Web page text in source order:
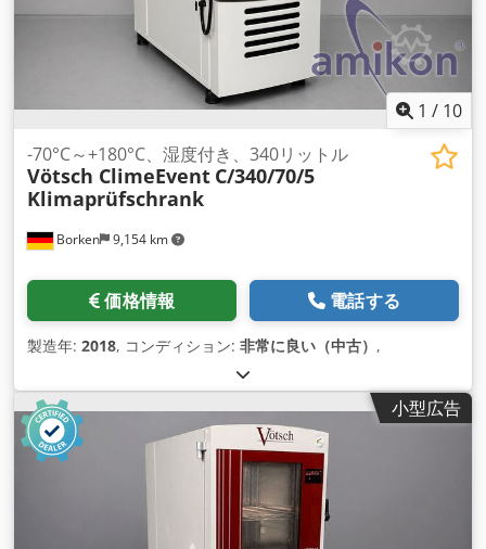
1 / 10
Borken 9,154 km
-70°C～+180°C、湿度付き、340リットル
Vötsch ClimeEvent C/340/70/5
Klimaprüfschrank
価格情報 電話する
製造年: 2018, コンディション: 非常に良い（中古） ,
小型広告